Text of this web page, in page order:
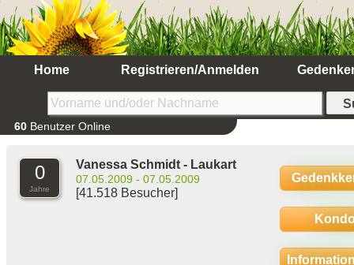
Home Registrieren/Anmelden
60 Benutzer Online
0
Jahre
Vanessa Schmidt - Laukart
07.05.2009 - 07.05.2009
[41.518 Besucher]